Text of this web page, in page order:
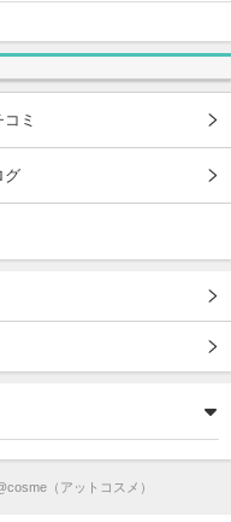
ミ
グ
（アットコスメ）